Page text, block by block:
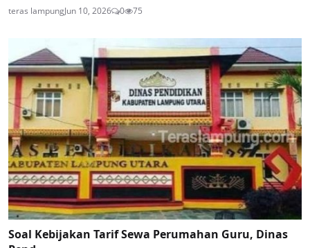
teras lampungJun 10, 2026 0 75
Soal Kebijakan Tarif Sewa Perumahan Guru, Dinas